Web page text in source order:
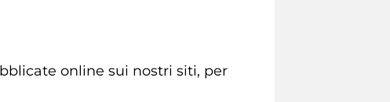
online sui nostri siti, per